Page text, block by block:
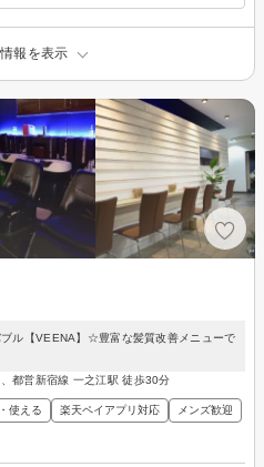
報を表示
ル【VEENA】☆豊富な髪質改善メニューで
都営新宿線 一之江駅 徒歩30分
使える 楽天ペイアプリ対応 メンズ歓迎